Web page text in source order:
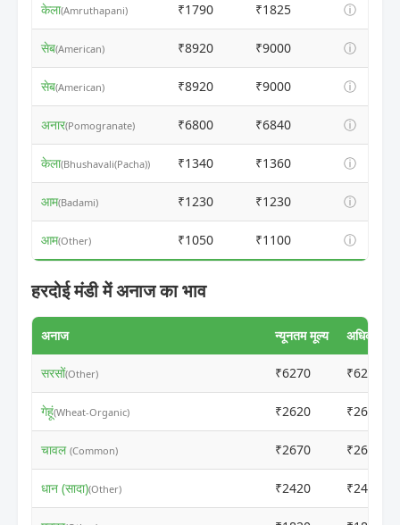
केला(Amruthapani) ₹1790 ₹1825 ⓘ
सेब(American) ₹8920 ₹9000 ⓘ
सेब(American) ₹8920 ₹9000 ⓘ
अनार(Pomogranate) ₹6800 ₹6840 ⓘ
केला(Bhushavali(Pacha)) ₹1340 ₹1360 ⓘ
आम(Badami) ₹1230 ₹1230 ⓘ
आम(Other) ₹1050 ₹1100 ⓘ
हरदोई मंडी में अनाज का भाव
अनाज न्यूनतम मूल्य अधिकतम
सरसों(Other) ₹6270 ₹6250
गेहूं(Wheat-Organic) ₹2620 ₹2600
चावल (Common) ₹2670 ₹2650
धान (सादा)(Other) ₹2420 ₹2400